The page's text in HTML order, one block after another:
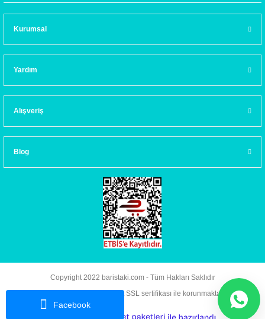
Facebook
Kurumsal
Yardım
Alışveriş
Blog
Copyright 2022 baristaki.com - Tüm Hakları Saklıdır
Kredi kartı bilgileriniz 256bit SSL sertifikası ile korunmaktadır.
e- ile